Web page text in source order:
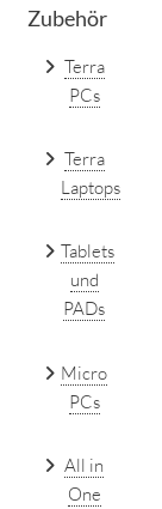
Zubehör
Terra
PCs
Terra
Laptops
Tablets
und
PADs
Micro
PCs
All in
One